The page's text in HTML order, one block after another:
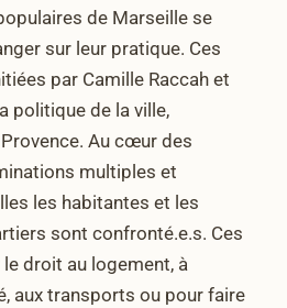
de Marseille se
sur leur pratique. Ces
par Camille Raccah et
politique de la ville,
Au cœur des
multiples et
les habitantes et les
sont confronté.e.s. Ces
droit au logement, à
aux transports ou pour faire